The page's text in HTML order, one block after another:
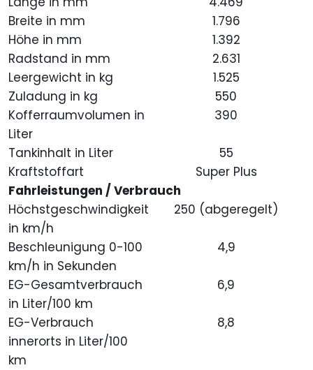
Breite in mm
1.796
Höhe in mm
1.392
Radstand in mm
2.631
Leergewicht in kg
1.525
Zuladung in kg
550
Kofferraumvolumen in
Liter
390
Tankinhalt in Liter
55
Kraftstoffart
Super Plus
Fahrleistungen / Verbrauch
Höchstgeschwindigkeit
in km/h
250 (abgeregelt)
Beschleunigung 0-100
km/h in Sekunden
4,9
EG-Gesamtverbrauch
in Liter/100 km
6,9
EG-Verbrauch
innerorts in Liter/100
km
8,8